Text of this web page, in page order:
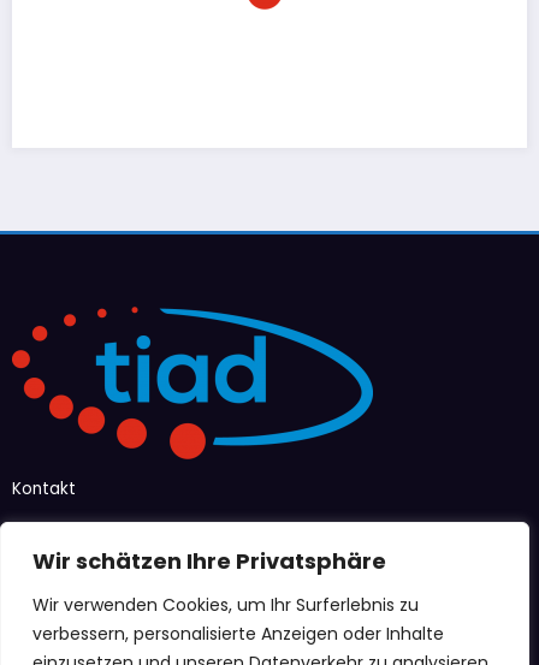
Wir schätzen Ihre Privatsphäre
Wir verwenden Cookies, um Ihr Surferlebnis zu
verbessern, personalisierte Anzeigen oder Inhalte
Kontakt
47166 Duisburg
info@tiad-ev.de
Menü